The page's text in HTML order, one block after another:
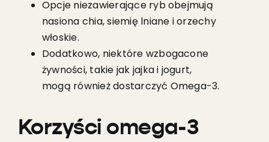
Opcje niezawierające ryb obejmują
nasiona chia, siemię lniane i orzechy
włoskie.
Dodatkowo, niektóre wzbogacone
żywności, takie jak jajka i jogurt,
mogą również dostarczyć Omega-3.
Korzyści omega-3